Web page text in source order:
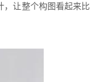
，让整个构图看起来比